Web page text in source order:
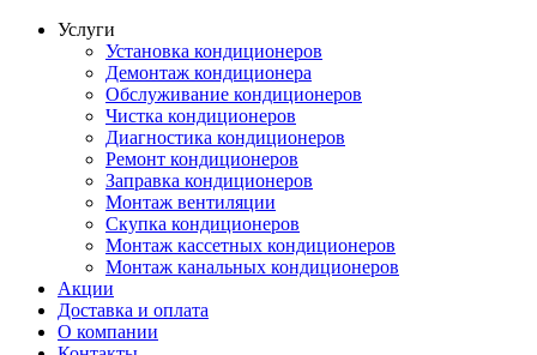
Услуги
Установка кондиционеров
Демонтаж кондиционера
Обслуживание кондиционеров
Чистка кондиционеров
Диагностика кондиционеров
Ремонт кондиционеров
Заправка кондиционеров
Монтаж вентиляции
Скупка кондиционеров
Монтаж кассетных кондиционеров
Монтаж канальных кондиционеров
Акции
Доставка и оплата
О компании